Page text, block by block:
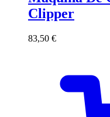
Clipper
83,50 €